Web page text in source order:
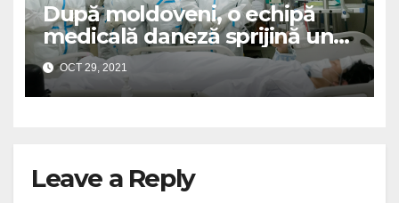
După moldoveni, o echipă
medicală daneză sprijină un
spital românesc
OCT 29, 2021
Leave a Reply